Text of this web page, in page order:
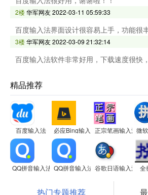
2楼华军网友2022-03-11 05:59:33
百度输入法界面设计很容易上手，功能很
3楼华军网友2022-03-09 21:32:14
百度输入法软件非常好用，下载速度很快
精品推荐
百度输入法 必应Bing输入法正宗笔画输入法微
QQ拼音输入法 QQ拼音输入法 谷歌日语输入法 全
热门专题推荐